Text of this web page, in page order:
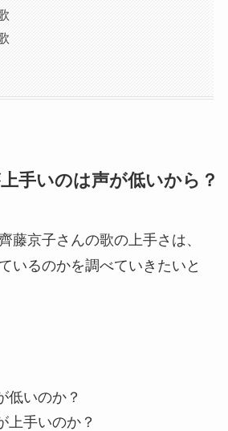
手いのは声が低いから？
藤京子さんの歌の上手さは、
いるのかを調べていきたいと
低いのか？
上手いのか？